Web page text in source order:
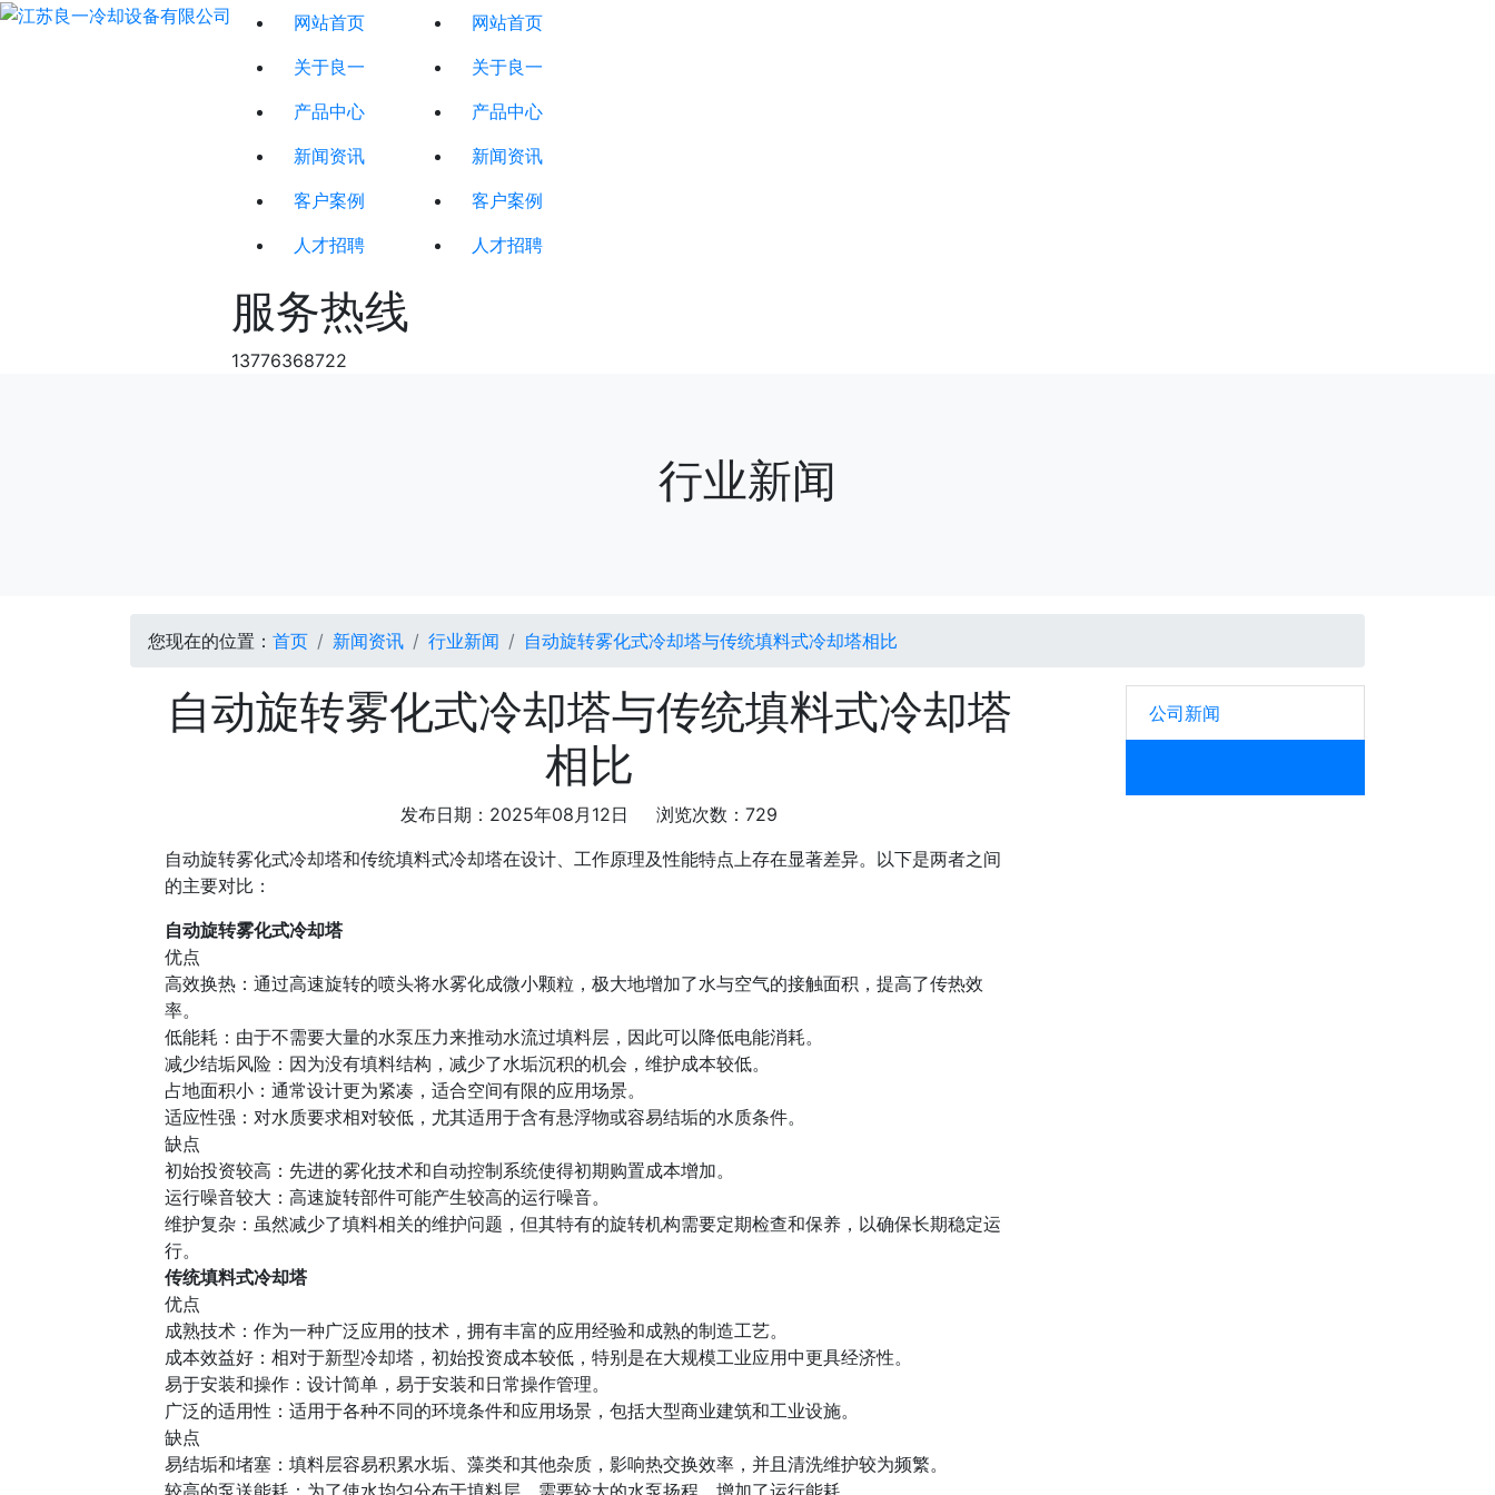
网站首页
关于良一
产品中心
新闻资讯
客户案例
人才招聘
服务热线
13776368722
网站首页
关于良一
产品中心
新闻资讯
客户案例
人才招聘
行业新闻
您现在的位置： 首页 新闻资讯 行业新闻 自动旋转雾化式冷却塔与传统填料式冷却塔相比
自动旋转雾化式冷却塔与传统填料式冷却塔
相比
发布日期：2025年08月12日 浏览次数：729
自动旋转雾化式冷却塔和传统填料式冷却塔在设计、工作原理及性能特点上存在显著差异。以下是两者之间
的主要对比：
自动旋转雾化式冷却塔
优点
高效换热：通过高速旋转的喷头将水雾化成微小颗粒，极大地增加了水与空气的接触面积，提高了传热效
率。
低能耗：由于不需要大量的水泵压力来推动水流过填料层，因此可以降低电能消耗。
减少结垢风险：因为没有填料结构，减少了水垢沉积的机会，维护成本较低。
占地面积小：通常设计更为紧凑，适合空间有限的应用场景。
适应性强：对水质要求相对较低，尤其适用于含有悬浮物或容易结垢的水质条件。
缺点
初始投资较高：先进的雾化技术和自动控制系统使得初期购置成本增加。
运行噪音较大：高速旋转部件可能产生较高的运行噪音。
维护复杂：虽然减少了填料相关的维护问题，但其特有的旋转机构需要定期检查和保养，以确保长期稳定运
行。
传统填料式冷却塔
优点
成熟技术：作为一种广泛应用的技术，拥有丰富的应用经验和成熟的制造工艺。
成本效益好：相对于新型冷却塔，初始投资成本较低，特别是在大规模工业应用中更具经济性。
易于安装和操作：设计简单，易于安装和日常操作管理。
广泛的适用性：适用于各种不同的环境条件和应用场景，包括大型商业建筑和工业设施。
缺点
易结垢和堵塞：填料层容易积累水垢、藻类和其他杂质，影响热交换效率，并且清洗维护较为频繁。
较高的泵送能耗：为了使水均匀分布于填料层，需要较大的水泵扬程，增加了运行能耗。
公司新闻